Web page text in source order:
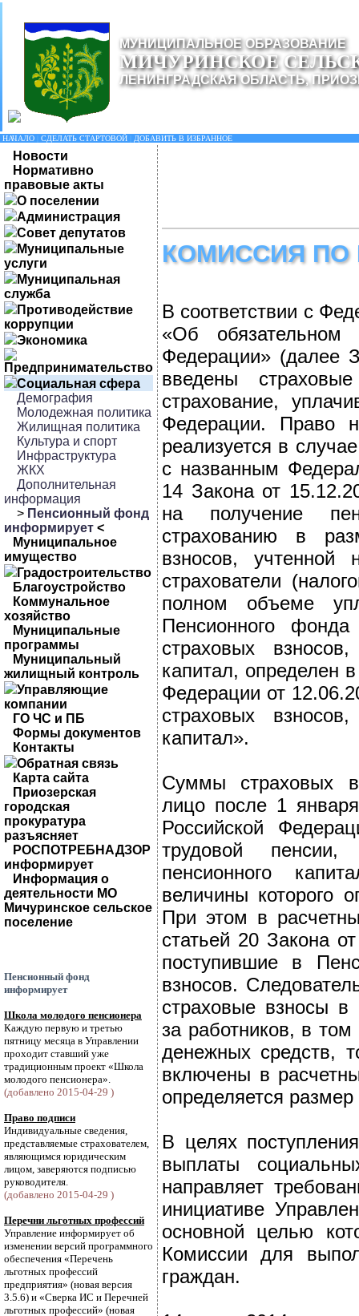
МУНИЦИПАЛЬНОЕ ОБРАЗОВАНИЕ
МИЧУРИНСКОЕ
ЛЕНИНГРАДСКАЯ ОБЛАСТЬ,
НАЧАЛО СДЕЛАТЬ СТАРТОВОЙ ДОБАВИТЬ В ИЗБРАННОЕ
Новости
Нормативно
правовые акты
О поселении
Администрация
Совет депутатов
Муниципальные
услуги
Муниципальная
служба
Противодействие
коррупции
Экономика
Предпринимательство
Социальная сфера
Демография
Молодежная политика
Жилищная политика
Культура и спорт
Инфраструктура
ЖКХ
Дополнительная
информация
> Пенсионный фонд
информирует <
Муниципальное
имущество
Градостроительство
Благоустройство
Коммунальное
хозяйство
Муниципальные
программы
Муниципальный
жилищный контроль
Управляющие
компании
ГО ЧС и ПБ
Формы документов
Контакты
Обратная связь
Карта сайта
Приозерская
городская
прокуратура
разъясняет
РОСПОТРЕБНАДЗОР
информирует
Информация о
деятельности МО
Мичуринское сельское
поселение
Пенсионный фонд
информирует
Школа молодого пенсионера
Каждую первую и третью
пятницу месяца в Управлении
проходит ставший уже
традиционным проект «Школа
молодого пенсионера».
(добавлено 2015-04-29 )
Право подписи
Индивидуальные сведения,
представляемые страхователем,
являющимся юридическим
лицом, заверяются подписью
руководителя.
(добавлено 2015-04-29 )
Перечни льготных профессий
Управление информирует об
изменении версий программного
обеспечения «Перечень
льготных профессий
предприятия» (новая версия
3.5.6) и «Сверка ИС и Перечней
льготных профессий» (новая
КОМИССИЯ ПО
В соответствии с
«Об обязательном
Федерации» (далее
введены
страхование,
Федерации. Право
реализуется в
с названным
14 Закона от
на получение
страхованию в
взносов, учтенной
страхователи
полном объеме
Пенсионного
страховых
капитал, определен
Федерации от
страховых
капитал».
Суммы страховых
лицо после 1
Российской
трудовой
пенсионного
величины которого
При этом в
статьей 20 Закона
поступившие в
взносов.
страховые взносы
за работников, в том
денежных средств,
включены в
определяется
В целях
выплаты
направляет
инициативе
основной целью
Комиссии для
граждан.